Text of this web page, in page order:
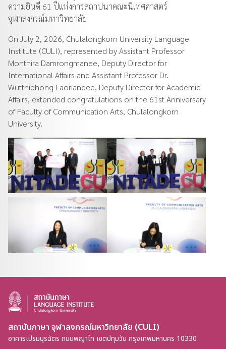
ความยินดี 61 ปีแห่งการสถาปนาคณะนิเทศศาสตร์
จุฬาลงกรณ์มหาวิทยาลัย
On July 2, 2026, Chulalongkorn University Language
Institute (CULI), represented by Assistant Professor
Monthira Damrongmanee, Deputy Director for
International Affairs and Assistant Professor Dr.
Wutthiphong Laoriandee, Deputy Director for Academic
Affairs, extended congratulations on the 61st Anniversary
of Faculty of Communication Arts, Chulalongkorn
University.
สถาบันภาษา จุฬาลงกรณ์มหาวิทยาลัย (CULI)
อาคารเปรมบุรฉัตร ถนนพญาไท เขตปทุมวัน กรุงเทพมหานคร 10330